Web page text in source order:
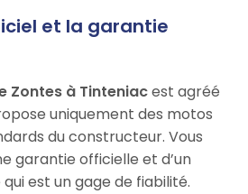
et la garantie
Zontes à Tinteniacest agréé
uniquement des motos
du constructeur. Vous
garantie officielle et d’un
est un gage de fiabilité.